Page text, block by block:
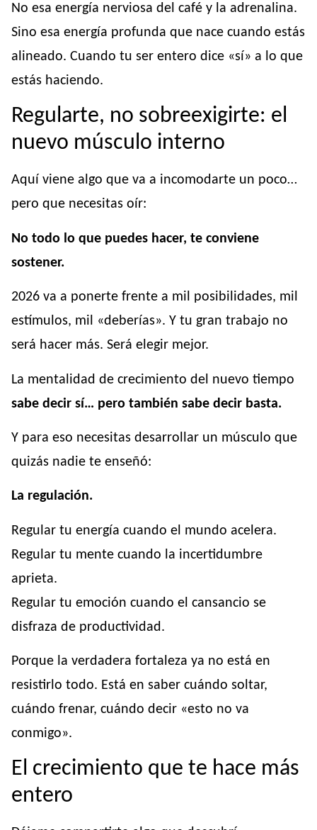
No esa energía nerviosa del café y la adrenalina.
Sino esa energía profunda que nace cuando estás
alineado. Cuando tu ser entero dice «sí» a lo que
estás haciendo.
Regularte, no sobreexigirte: el
nuevo músculo interno
Aquí viene algo que va a incomodarte un poco…
pero que necesitas oír:
No todo lo que puedes hacer, te conviene
sostener.
2026 va a ponerte frente a mil posibilidades, mil
estímulos, mil «deberías». Y tu gran trabajo no
será hacer más. Será elegir mejor.
La mentalidad de crecimiento del nuevo tiempo
sabe decir sí… pero también sabe decir basta.
Y para eso necesitas desarrollar un músculo que
quizás nadie te enseñó:
La regulación.
Regular tu energía cuando el mundo acelera.
Regular tu mente cuando la incertidumbre
aprieta.
Regular tu emoción cuando el cansancio se
disfraza de productividad.
Porque la verdadera fortaleza ya no está en
resistirlo todo. Está en saber cuándo soltar,
cuándo frenar, cuándo decir «esto no va
conmigo».
El crecimiento que te hace más
entero